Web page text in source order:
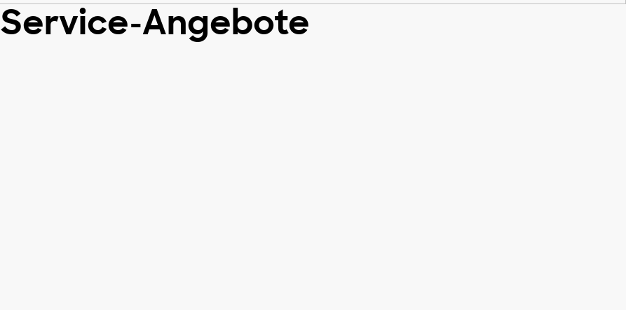
Service-Angebote